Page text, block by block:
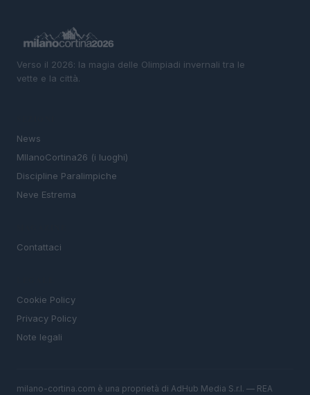
Verso il 2026: la magia delle Olimpiadi invernali tra le
vette e la città.
News
MIlanoCortina26 (i luoghi)
Discipline Paralimpiche
Neve Estrema
Contattaci
Cookie Policy
Privacy Policy
Note legali
milano-cortina.com è una proprietà di AdHub Media S.r.l. — REA